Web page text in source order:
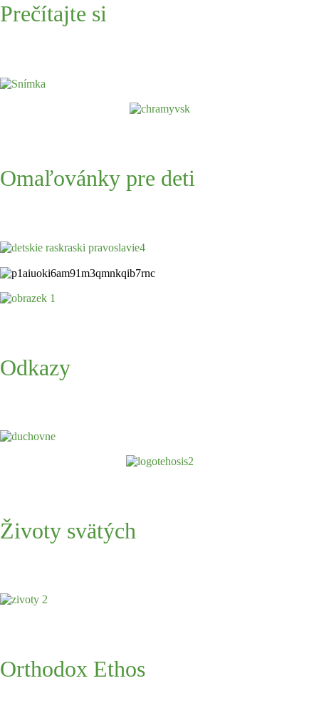
Prečítajte si
Omaľovánky pre deti
Odkazy
Životy svätých
Orthodox Ethos